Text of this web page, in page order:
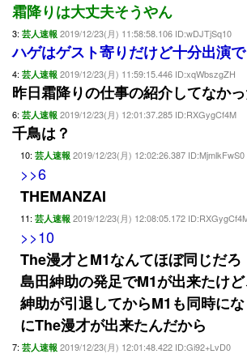
霜降りは大丈夫そうやん
3: 芸人速報 2019/12/23(月) 11:58:58.106 ID:wDJTjSq10
ハゲはゲスト寄りだけど十分出演
4: 芸人速報 2019/12/23(月) 11:59:15.446 ID:xqWbszgZH
昨日霜降りの仕事の紹介してなかっ
6: 芸人速報 2019/12/23(月) 12:01:37.285 ID:RXGygCf4M
千鳥は？
10: 芸人速報 2019/12/23(月) 12:02:26.387 ID:MjmlkFwS0
>>6
THEMANZAI
11: 芸人速報 2019/12/23(月) 12:08:05.172
>>10
The漫才とM1なんてほぼ同じだろ
島田紳助の発足でM1が出来たけ
紳助が引退してからM1も同時に
にThe漫才が出来たんだから
7: 芸人速報 2019/12/23(月) 12:01:48.422 ID:Gi92+LvD0